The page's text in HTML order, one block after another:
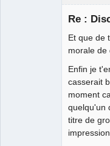
Re :
Et que de
morale de
Enfin je
casserait
moment
quelqu'un
titre de